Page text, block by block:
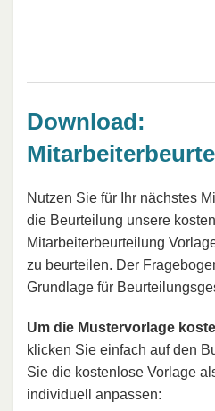
Download:
Nutzen Sie für Ihr nächstes
die Beurteilung unsere
Mitarbeiterbeurteilung
zu beurteilen. Der
Grundlage für
Um die Mustervorlage
klicken Sie einfach auf den
Sie die kostenlose Vorlage
individuell anpassen: